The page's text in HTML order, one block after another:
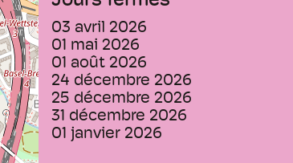
03 avril 2026
01 mai 2026
01 août 2026
24 décembre 2026
25 décembre 2026
31 décembre 2026
01 janvier 2026